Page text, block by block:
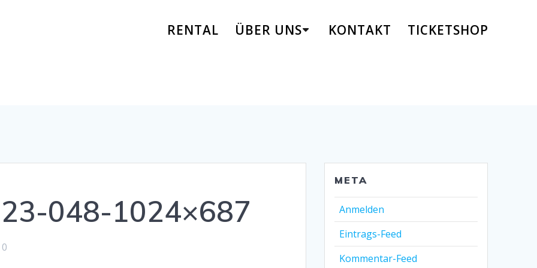
RENTAL ÜBER UNS KONTAKT TICKETSHOP
048-1024×687
0
META
Anmelden
Eintrags-Feed
Kommentar-Feed